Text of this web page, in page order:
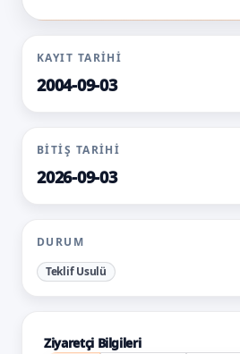
KAYIT TARIHI
2004-09-03
BITIŞ TARIHI
2026-09-03
DURUM
Teklif Usulü
Ziyaretçi Bilgileri